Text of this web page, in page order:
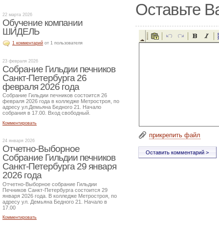
Оставьте
прикрепить файл
22 марта 2026
Обучение компании
ШИДЕЛЬ
1 комментарий от 1 пользователя
23 февраля 2026
Собрание Гильдии печников
Санкт-Петербурга 26
февраля 2026 года
Собрание Гильдии печников состоится 26
февраля 2026 года в колледже Метростроя, по
адресу ул.Демьяна Бедного 21. Начало
собрания в 17.00. Вход свободный.
Комментировать
24 января 2026
Отчетно-Выборное
Собрание Гильдии печников
Санкт-Петербурга 29 января
2026 года
Отчетно-Выборное собрание Гильдии
Печников Санкт-Петербурга состоится 29
января 2026 года. В колледже Метростроя, по
адресу ул. Демьяна Бедного 21. Начало в
17.00
Комментировать